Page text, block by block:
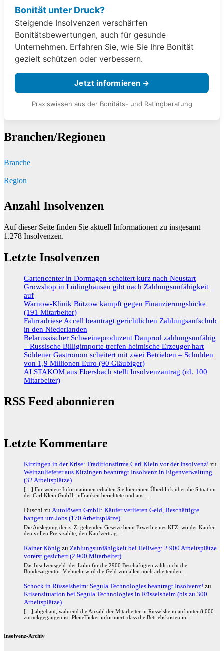
Bonität unter Druck?
Steigende Insolvenzen verschärfen
Bonitätsbewertungen, auch für gesunde
Unternehmen. Erfahren Sie, wie Sie Ihre Bonität
gezielt schützen oder verbessern.
Jetzt informieren →
Praxiswissen aus der Bonitäts- und Ratingberatung
Branchen/Regionen
Branche
Region
Anzahl Insolvenzen
Auf dieser Seite finden Sie aktuell Informationen zu insgesamt
1.278 Insolvenzen.
Letzte Insolvenzen
Gartencenter in Dormagen scheitert kurz nach Neustart
Growshop in Lüdinghausen gibt nach Zahlungsunfähigkeit
auf
Warnow-Klinik Bützow kämpft gegen Finanzierungslücke
(191 Mitarbeiter)
Fahrradriese Accell beantragt gerichtlichen Zahlungsaufschub
in den Niederlanden
Belarussischer Schweineproduzent Danprod zahlungsunfähig
– Russische Billigimporte treffen heimische Erzeuger hart
Söldener Gastronom scheitert mit zwei Betrieben – Schulden
von 1,9 Millionen Euro (90 Gläubiger)
ALSTAKOM aus Ebersbach stellt Insolvenzantrag (rd. 100
Mitarbeiter)
RSS Feed abonnieren
Letzte Kommentare
Kitzingen in der Krise: Traditionsfirma Carl Klein vor der Insolvenz! zu
Weinzulieferer aus Kitzingen beantragt Insolvenz in Eigenverwaltung
(32 Arbeitsplätze)
[…] Für weitere Informationen erhalten Sie hier einen Überblick über die Situation
der Carl Klein GmbH: inFranken berichtete und aus…
Duschi zuAutolöwen GmbH: Käufer verlieren Geld, Beschäftigte
bangen um Jobs (170 Arbeitsplätze)
Die Auslegung der z. Z. geltenden Gesetze beim Erwerb eines KFZ, wo der Käufer
den vollen Preis zahlte, den Kaufvertrag…
Rainer König zu Zahlungsunfähigkeit bei Hellweg: 2.900 Arbeitsplätze
vorerst gesichert (2.900 Mitarbeiter)
Das Insolvensgeld ,der Lohn für die 2900 Beschäftigten zahlt nicht die
Bundesargentur. Vielmehr wird die Geld von allen noch arbeitenden…
Schock in Rüsselsheim: Segula Technologies beantragt Insolvenz! zu
Krisensituation bei Segula Technologies in Rüsselsheim (bis zu 300
Arbeitsplätze)
[…] abgebaut, während die Anzahl der Mitarbeiter in Rüsselsheim auf unter 8.000
zurückgegangen ist. PleiteTicker informiert, dass die Betriebskosten in…
Insolvenz-Archiv